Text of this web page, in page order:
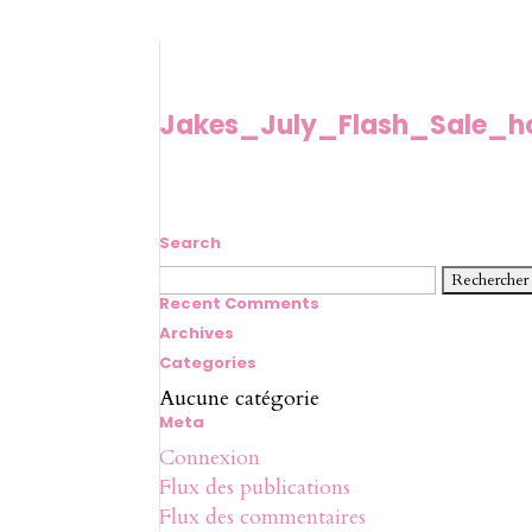
Search
Rechercher :
Recent Comments
Archives
Categories
Aucune catégorie
Meta
Connexion
Flux des publications
Flux des commentaires